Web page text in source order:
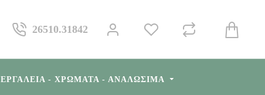
26510.31842
ΕΡΓΑΛΕΊΑ - ΧΡΏΜΑΤΑ - ΑΝΑΛΏΣΙΜΑ